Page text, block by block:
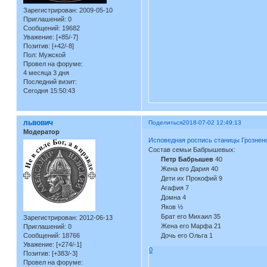
Зарегистрирован: 2009-05-10
Приглашений: 0
Сообщений: 19682
Уважение: [+85/-7]
Позитив: [+42/-8]
Пол: Мужской
Провел на форуме:
4 месяца 3 дня
Последний визит:
Сегодня 15:50:43
Поделиться2018-07-02 12:49:13
львович
Модератор
Зарегистрирован: 2012-06-13
Приглашений: 0
Сообщений: 18766
Уважение: [+274/-1]
Позитив: [+383/-3]
Провел на форуме:
Исповедная роспись станицы
Состав семьи Бабрышевых:
Петр Бабрышев40
Жена его Дария 40
Дети их Прокофий 9
Агафия 7
Домна 4
Яков ½
Брат его Михаил 35
Жена его Марфа 21
Дочь его Ольга 1
0